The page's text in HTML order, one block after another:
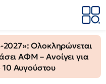
2027»: Ολοκληρώνεται
ΑΦΜ – Ανοίγει για
Αυγούστου